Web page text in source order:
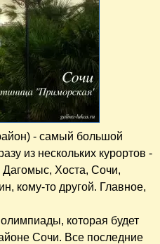
- самый большой
из нескольких курортов -
Хоста, Сочи,
кому-то другой. Главное,
которая будет
Сочи. Все последние